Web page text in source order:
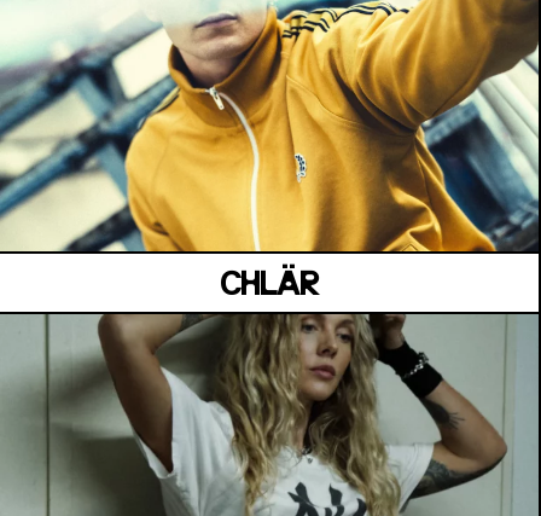
CHLÄR
MANOIR DE KEROUAL
Samedi 04 juillet